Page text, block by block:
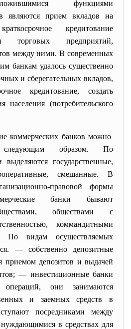
функциями
являются прием вкладов на
кредитование
предприятий,
между ними. В современных
банкам удалось существенно
и сберегательных вкладов,
кредитование, создать
населения (потребительского
коммерческих банков можно
следующим образом. По
выделяются государственные,
смешанные. В
правовой формы
банки бывают
обществами с
коммандитными
По видам осуществляемых
— собственно депозитные
приемом депозитов и выдачей
— инвестиционные банки
операций, они занимаются
и заемных средств в
посредниками между
в средствах для